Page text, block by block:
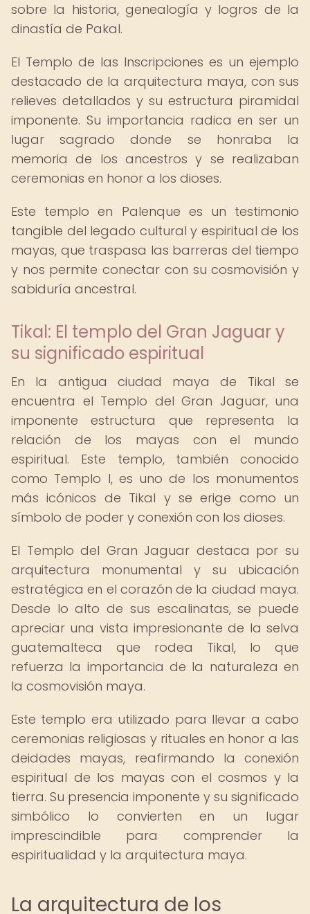
sobre la historia, genealogía y logros de la
dinastía de Pakal.
El Templo de las Inscripciones es un ejemplo
destacado de la arquitectura maya, con sus
relieves detallados y su estructura piramidal
imponente. Su importancia radica en ser un
lugar sagrado donde se honraba la
memoria de los ancestros y se realizaban
ceremonias en honor a los dioses.
Este templo en Palenque es un testimonio
tangible del legado cultural y espiritual de los
mayas, que traspasa las barreras del tiempo
y nos permite conectar con su cosmovisión y
sabiduría ancestral.
Tikal: El templo del Gran Jaguar y
su significado espiritual
En la antigua ciudad maya de Tikal se
encuentra el Templo del Gran Jaguar, una
imponente estructura que representa la
relación de los mayas con el mundo
espiritual. Este templo, también conocido
como Templo I, es uno de los monumentos
más icónicos de Tikal y se erige como un
símbolo de poder y conexión con los dioses.
El Templo del Gran Jaguar destaca por su
arquitectura monumental y su ubicación
estratégica en el corazón de la ciudad maya.
Desde lo alto de sus escalinatas, se puede
apreciar una vista impresionante de la selva
guatemalteca que rodea Tikal, lo que
refuerza la importancia de la naturaleza en
la cosmovisión maya.
Este templo era utilizado para llevar a cabo
ceremonias religiosas y rituales en honor a las
deidades mayas, reafirmando la conexión
espiritual de los mayas con el cosmos y la
tierra. Su presencia imponente y su significado
simbólico lo convierten en un lugar
imprescindible para comprender la
espiritualidad y la arquitectura maya.
La arquitectura de los